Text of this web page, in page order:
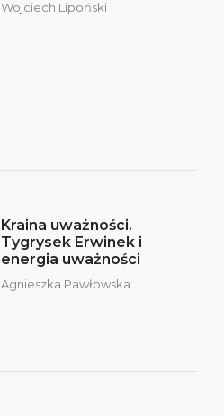
Wojciech Lipoński
Kraina uważności.
Tygrysek Erwinek i
energia uważności
Agnieszka Pawłowska